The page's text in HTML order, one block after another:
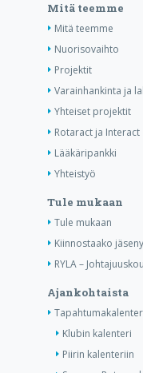
Mitä teemme
Mitä teemme
Nuorisovaihto
Projektit
Varainhankinta ja
Yhteiset projektit
Rotaract ja Interact
Lääkäripankki
Yhteistyö
Tule mukaan
Tule mukaan
Kiinnostaako
RYLA –
Ajankohtaista
Klubin kalenteri
Piirin kalenteriin